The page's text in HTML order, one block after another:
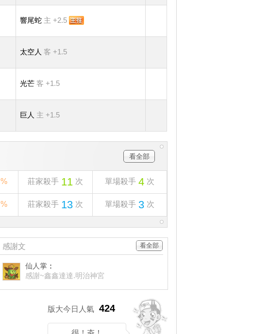
響尾蛇 主 +2.5
太空人 客 +1.5
光芒 客 +1.5
巨人 主 +1.5
看全部
% 莊家殺手 11 次 單場殺手 4 次
% 莊家殺手 13 次 單場殺手 3 次
感謝文 看全部
仙人掌 ：
感謝~鑫鑫達達.明治神宮
版大今日人氣 424